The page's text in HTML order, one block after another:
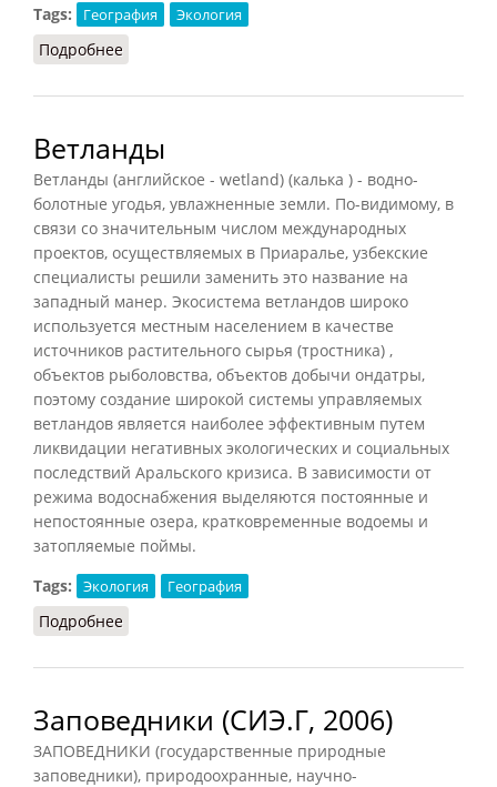
Tags:
География Экология
Подробнее
Ветланды
Ветланды (английское - wetland) (калька ) - водно-
болотные угодья, увлажненные земли. По-видимому, в
связи со значительным числом международных
проектов, осуществляемых в Приаралье, узбекские
специалисты решили заменить это название на
западный манер. Экосистема ветландов широко
используется местным населением в качестве
источников растительного сырья (тростника) ,
объектов рыболовства, объектов добычи ондатры,
поэтому создание широкой системы управляемых
ветландов является наиболее эффективным путем
ликвидации негативных экологических и социальных
последствий Аральского кризиса. В зависимости от
режима водоснабжения выделяются постоянные и
непостоянные озера, кратковременные водоемы и
затопляемые поймы.
Tags:
Экология География
Подробнее
Заповедники (СИЭ.Г, 2006)
ЗАПОВЕДНИКИ (государственные природные
заповедники), природоохранные, научно-